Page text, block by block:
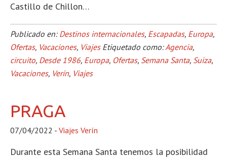
Castillo de Chillon…
Publicado en: Destinos internacionales, Escapadas, Europa,
Ofertas, Vacaciones, Viajes Etiquetado como:Agencia,
circuito, Desde 1986, Europa, Ofertas, Semana Santa, Suiza,
Vacaciones, Verín, Viajes
PRAGA
07/04/2022 - Viajes Verín
Durante esta Semana Santa tenemos la posibilidad